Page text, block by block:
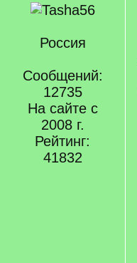
Россия
Сообщений:
12735
На сайте с
2008 г.
Рейтинг:
41832